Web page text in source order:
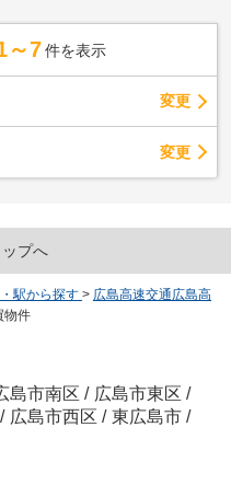
～7 件を表示
変更
変更
プへ
駅から探す > 広島高速交通広島高
物件
島市南区 / 広島市東区 /
/ 広島市西区 / 東広島市 /